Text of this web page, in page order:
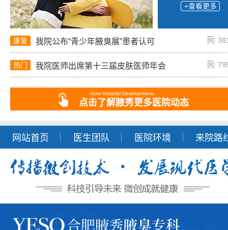
+查看更多
康复 我院公布“青少年腋臭展”患者认可
热门 我院医师出席第十三届皮肤医师年会
More Hospital Developments
点击了解腋秀更多医院动态
网站首页 医生团队 医院环境 来院路